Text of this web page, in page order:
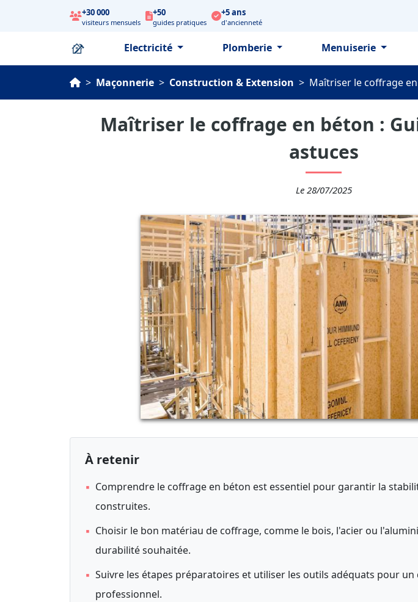
+30 000
visiteurs mensuels
+50
guides pratiques
+5 ans
d'ancienneté
Electricité Plomberie Menuiserie
> Maçonnerie > Construction & Extension > Maîtriser le coffrage
Maîtriser le coffrage en béton :
astuces
Le 28/07/2025
À retenir
▪ Comprendre le coffrage en béton est essentiel pour garantir la
construites.
▪ Choisir le bon matériau de coffrage, comme le bois, l'acier ou
durabilité souhaitée.
▪ Suivre les étapes préparatoires et utiliser les outils adéquats pour
professionnel.